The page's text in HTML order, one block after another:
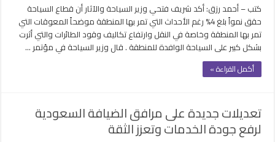
كتب – أحمد رزق: أكد شريف فتحي وزير السياحة والآثار أن قطاع السياحة
حقق نمواً بلغ 4% رغم الأحداث التي تمر بها المنطقة موضحاً المعوقات التي
تمر بها المنطقة وخاصة في النقل وارتفاع تكاليف وقود الطائرات والتي أثرت
بشكل كبير على السياحة الوافدة للمنطقة . قال وزير السياحة في مؤتمر …
أكمل القراءة »
تعديلات جديدة على مرافق الضيافة السعودية
لرفع جودة الخدمات وتعزز الثقة